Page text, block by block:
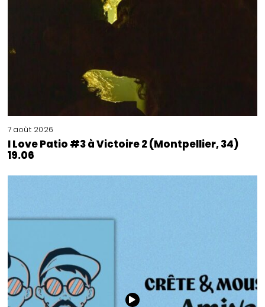
7 août 2026
I Love Patio #3 à Victoire 2 (Montpellier, 34)
19.06